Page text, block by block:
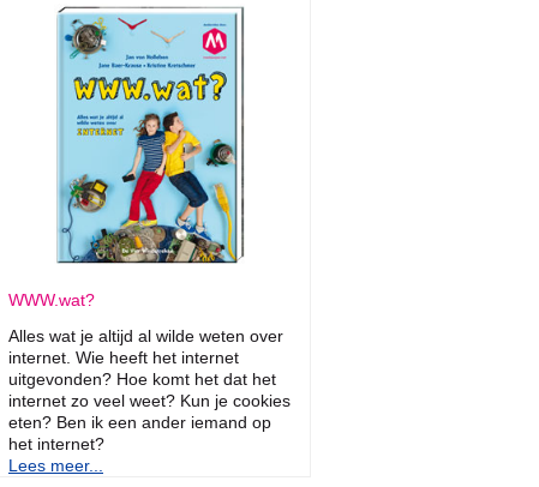
WWW.wat?
Alles wat je altijd al wilde weten over
internet. Wie heeft het internet
uitgevonden? Hoe komt het dat het
internet zo veel weet? Kun je cookies
eten? Ben ik een ander iemand op
het internet?
Lees meer...